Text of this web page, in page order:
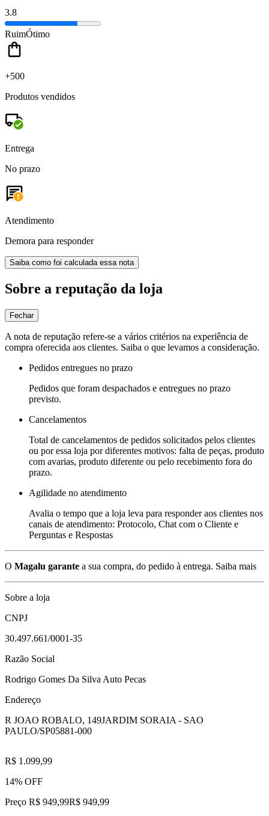
3.8
RuimÓtimo
+500
Produtos vendidos
Entrega
No prazo
Atendimento
Demora para responder
Saiba como foi calculada essa nota
Sobre a reputação da loja
Fechar
A nota de reputação refere-se a vários critérios na experiência de
compra oferecida aos clientes. Saiba o que levamos a consideração.
Pedidos entregues no prazo
Pedidos que foram despachados e entregues no prazo
previsto.
Cancelamentos
Total de cancelamentos de pedidos solicitados pelos clientes
ou por essa loja por diferentes motivos: falta de peças, produto
com avarias, produto diferente ou pelo recebimento fora do
prazo.
Agilidade no atendimento
Avalia o tempo que a loja leva para responder aos clientes nos
canais de atendimento: Protocolo, Chat com o Cliente e
Perguntas e Respostas
O Magalu garante a sua compra, do pedido à entrega. Saiba mais
Sobre a loja
CNPJ
30.497.661/0001-35
Razão Social
Rodrigo Gomes Da Silva Auto Pecas
Endereço
R JOAO ROBALO, 149JARDIM SORAIA - SAO
PAULO/SP05881-000
R$ 1.099,99
14% OFF
Preço R$ 949,99R$ 949,99